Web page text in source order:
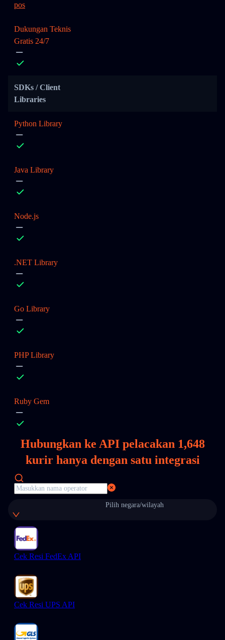
pos
Dukungan Teknis
Gratis 24/7
SDKs / Client
Libraries
Python Library
Java Library
Node.js
.NET Library
Go Library
PHP Library
Ruby Gem
Hubungkan ke API pelacakan 1,648
kurir hanya dengan satu integrasi
Pilih negara/wilayah
Cek Resi FedEx API
Cek Resi UPS API